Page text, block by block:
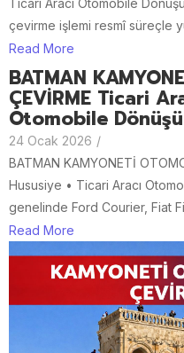
Ticari Aracı Otomobile
çevirme işlemi resmî süreçle
Read More
BATMAN
ÇEVİRME Ticari
Otomobile
24 Ocak 2026 /
BATMAN KAMYONETİ
Hususiye • Ticari Aracı
genelinde Ford Courier, Fiat
Read More